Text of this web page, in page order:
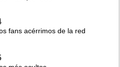
fans acérrimos de la red